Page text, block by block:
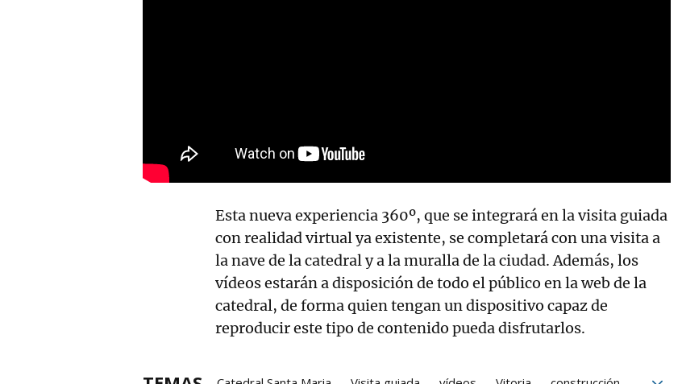
Esta nueva experiencia 360º, que se integrará en la visita guiada
con realidad virtual ya existente, se completará con una visita a
la nave de la catedral y a la muralla de la ciudad. Además, los
vídeos estarán a disposición de todo el público en la web de la
catedral, de forma quien tengan un dispositivo capaz de
reproducir este tipo de contenido pueda disfrutarlos.